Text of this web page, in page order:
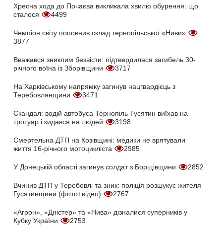
Хресна хода до Почаєва викликала хвилю обурення: що
сталося
4499
Чемпіон світу поповнив склад тернопільської «Ниви»
3877
Вважався зниклим безвісти: підтвердилася загибель 30-
річного воїна із Зборівщини
3717
На Харківському напрямку загинув нацгвардієць з
Теребовлянщини
3471
Скандал: водій автобуса Тернопіль-Гусятин виїхав на
тротуар і кидався на людей
3198
Смертельна ДТП на Козівщині: медики не врятували
життя 16-річного мотоцикліста
2985
У Донецькій області загинув солдат з Борщівщини 2852
Вчинив ДТП у Теребовлі та зник: поліція розшукує жителя
Гусятинщини (фото+відео)
2767
«Агрон», «Дністер» та «Нива» дізналися суперників у
Кубку України
2753